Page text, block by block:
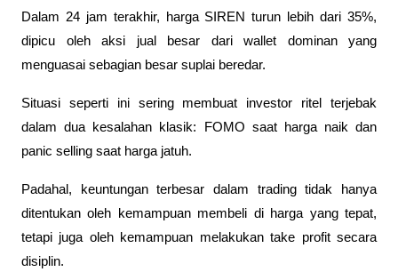
Dalam 24 jam terakhir, harga SIREN turun lebih dari 35%,
dipicu oleh aksi jual besar dari wallet dominan yang
menguasai sebagian besar suplai beredar.
Situasi seperti ini sering membuat investor ritel terjebak
dalam dua kesalahan klasik: FOMO saat harga naik dan
panic selling saat harga jatuh.
Padahal, keuntungan terbesar dalam trading tidak hanya
ditentukan oleh kemampuan membeli di harga yang tepat,
tetapi juga oleh kemampuan melakukan take profit secara
disiplin.